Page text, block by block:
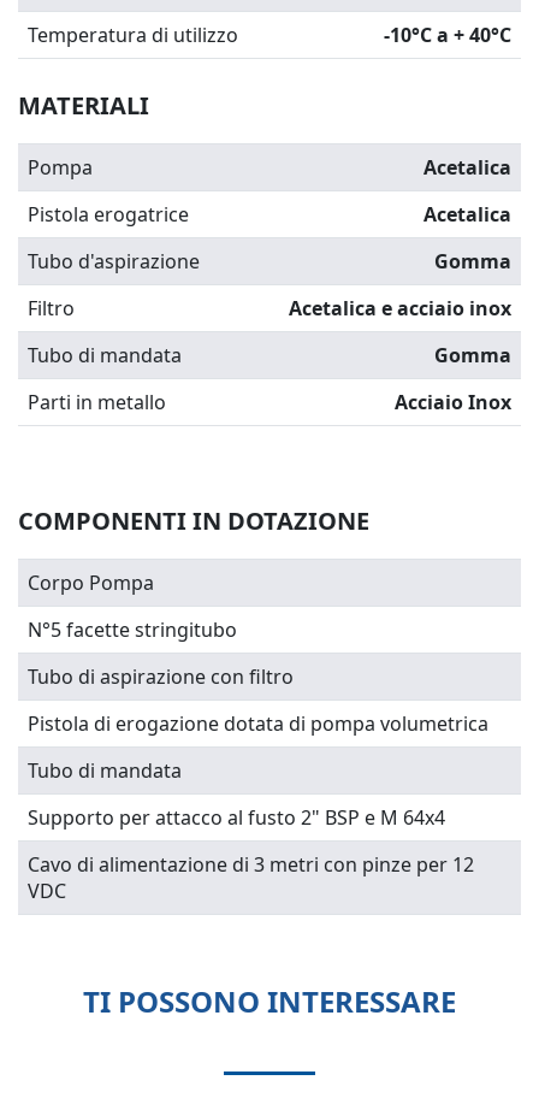
Temperatura di utilizzo
-10°C a + 40°C
MATERIALI
Pompa
Acetalica
Pistola erogatrice
Acetalica
Tubo d'aspirazione
Gomma
Filtro
Acetalica e acciaio inox
Tubo di mandata
Gomma
Parti in metallo
Acciaio Inox
COMPONENTI IN DOTAZIONE
Corpo Pompa
N°5 facette stringitubo
Tubo di aspirazione con filtro
Pistola di erogazione dotata di pompa volumetrica
Tubo di mandata
Supporto per attacco al fusto 2" BSP e M 64x4
Cavo di alimentazione di 3 metri con pinze per 12
VDC
TI POSSONO INTERESSARE